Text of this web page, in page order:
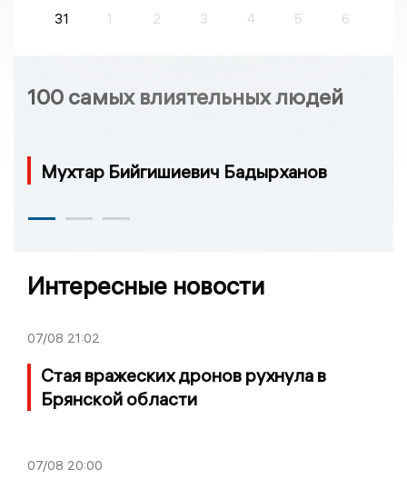
31
1 2 3 4 5 6
100 самых влиятельных людей
Мухтар Бийгишиевич Бадырханов
Интересные новости
07/08 21:02
Стая вражеских дронов рухнула в
Брянской области
07/08 20:00